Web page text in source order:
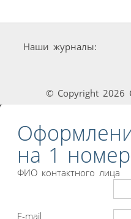
Наши журналы:
© Copyright 2026
на 1 номер
ФИО контактного лица
E-mail